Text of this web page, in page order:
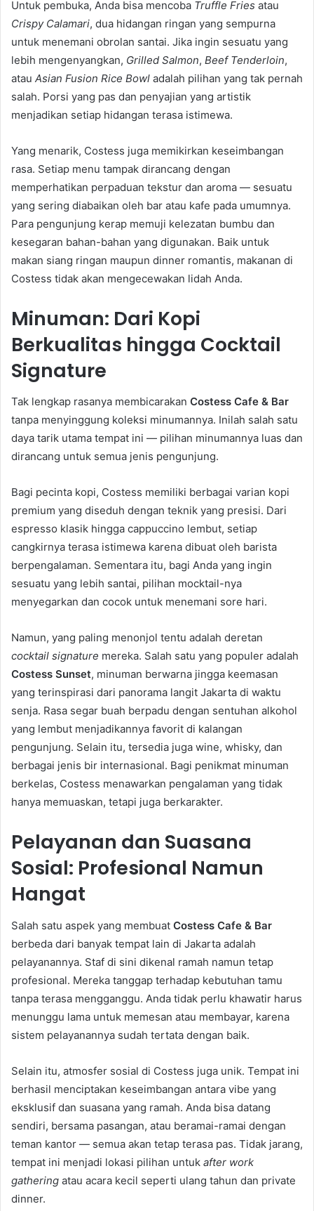
Untuk pembuka, Anda bisa mencoba Truffle Fries atau
Crispy Calamari, dua hidangan ringan yang sempurna
untuk menemani obrolan santai. Jika ingin sesuatu yang
lebih mengenyangkan, Grilled Salmon, Beef Tenderloin,
atau Asian Fusion Rice Bowl adalah pilihan yang tak pernah
salah. Porsi yang pas dan penyajian yang artistik
menjadikan setiap hidangan terasa istimewa.
Yang menarik, Costess juga memikirkan keseimbangan
rasa. Setiap menu tampak dirancang dengan
memperhatikan perpaduan tekstur dan aroma — sesuatu
yang sering diabaikan oleh bar atau kafe pada umumnya.
Para pengunjung kerap memuji kelezatan bumbu dan
kesegaran bahan-bahan yang digunakan. Baik untuk
makan siang ringan maupun dinner romantis, makanan di
Costess tidak akan mengecewakan lidah Anda.
Minuman: Dari Kopi
Berkualitas hingga Cocktail
Signature
Tak lengkap rasanya membicarakan Costess Cafe & Bar
tanpa menyinggung koleksi minumannya. Inilah salah satu
daya tarik utama tempat ini — pilihan minumannya luas dan
dirancang untuk semua jenis pengunjung.
Bagi pecinta kopi, Costess memiliki berbagai varian kopi
premium yang diseduh dengan teknik yang presisi. Dari
espresso klasik hingga cappuccino lembut, setiap
cangkirnya terasa istimewa karena dibuat oleh barista
berpengalaman. Sementara itu, bagi Anda yang ingin
sesuatu yang lebih santai, pilihan mocktail-nya
menyegarkan dan cocok untuk menemani sore hari.
Namun, yang paling menonjol tentu adalah deretan
cocktail signature mereka. Salah satu yang populer adalah
Costess Sunset, minuman berwarna jingga keemasan
yang terinspirasi dari panorama langit Jakarta di waktu
senja. Rasa segar buah berpadu dengan sentuhan alkohol
yang lembut menjadikannya favorit di kalangan
pengunjung. Selain itu, tersedia juga wine, whisky, dan
berbagai jenis bir internasional. Bagi penikmat minuman
berkelas, Costess menawarkan pengalaman yang tidak
hanya memuaskan, tetapi juga berkarakter.
Pelayanan dan Suasana
Sosial: Profesional Namun
Hangat
Salah satu aspek yang membuat Costess Cafe & Bar
berbeda dari banyak tempat lain di Jakarta adalah
pelayanannya. Staf di sini dikenal ramah namun tetap
profesional. Mereka tanggap terhadap kebutuhan tamu
tanpa terasa mengganggu. Anda tidak perlu khawatir harus
menunggu lama untuk memesan atau membayar, karena
sistem pelayanannya sudah tertata dengan baik.
Selain itu, atmosfer sosial di Costess juga unik. Tempat ini
berhasil menciptakan keseimbangan antara vibe yang
eksklusif dan suasana yang ramah. Anda bisa datang
sendiri, bersama pasangan, atau beramai-ramai dengan
teman kantor — semua akan tetap terasa pas. Tidak jarang,
tempat ini menjadi lokasi pilihan untuk after work
gathering atau acara kecil seperti ulang tahun dan private
dinner.